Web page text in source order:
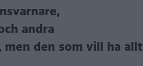
andra
den som vill ha allt